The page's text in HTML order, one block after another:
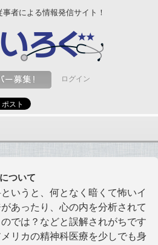
者による情報発信サイト！
ログイン
ついて
いうと、何となく暗くて怖いイ
があったり、心の内を分析されて
のでは？などと誤解されがちです
リカの精神科医療を少しでも身